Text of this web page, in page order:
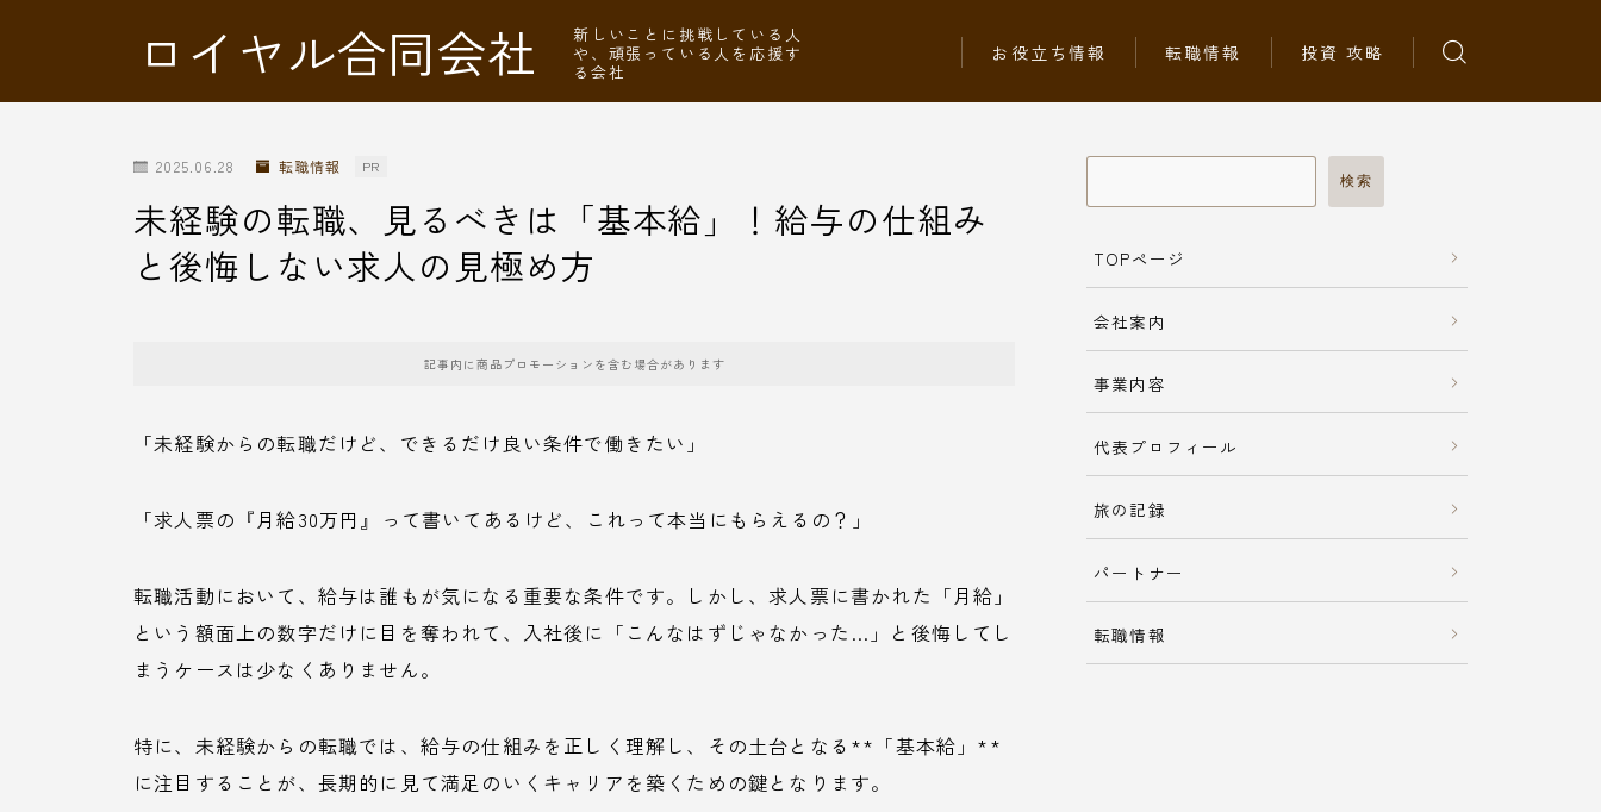
ロイヤル合同会社
新しいことに挑戦している人
や、頑張っている人を応援す
る会社
お役立ち情報 転職情報 投資 攻略
2025.06.28 転職情報 PR
未経験の転職、見るべきは「基本給」！給与の仕組み
と後悔しない求人の見極め方
記事内に商品プロモーションを含む場合があります
「未経験からの転職だけど、できるだけ良い条件で働きたい」
「求人票の『月給30万円』って書いてあるけど、これって本当にもらえるの？」
転職活動において、給与は誰もが気になる重要な条件です。しかし、求人票に書かれた「月給」
という額面上の数字だけに目を奪われて、入社後に「こんなはずじゃなかった…」と後悔してし
まうケースは少なくありません。
特に、未経験からの転職では、給与の仕組みを正しく理解し、その土台となる**「基本給」**
に注目することが、長期的に見て満足のいくキャリアを築くための鍵となります。
検索
TOPページ
会社案内
事業内容
代表プロフィール
旅の記録
パートナー
転職情報